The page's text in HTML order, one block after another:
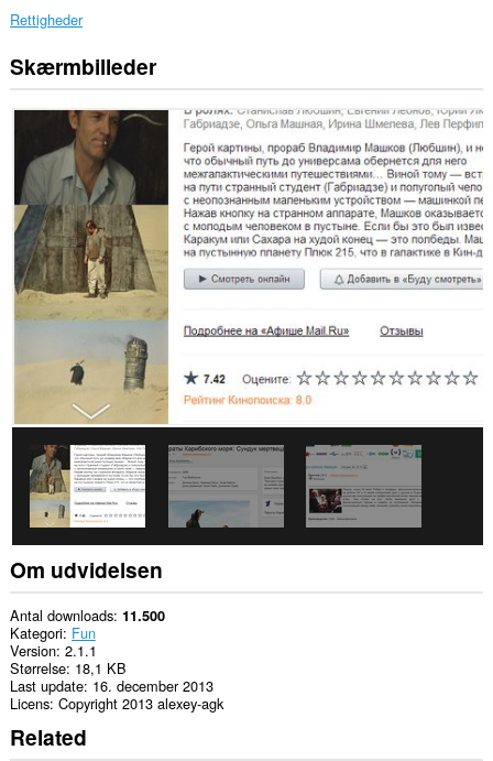
Rettigheder
Denne
udvidelse
dine
data
på
nogle
websteder.
Skærmbilleder
Om udvidelsen
Antal downloads 11.500
Kategori Fun
Version 2.1.1
Størrelse 18,1 KB
Last update 16. december 2013
Licens Copyright 2013 alexey-agk
Related